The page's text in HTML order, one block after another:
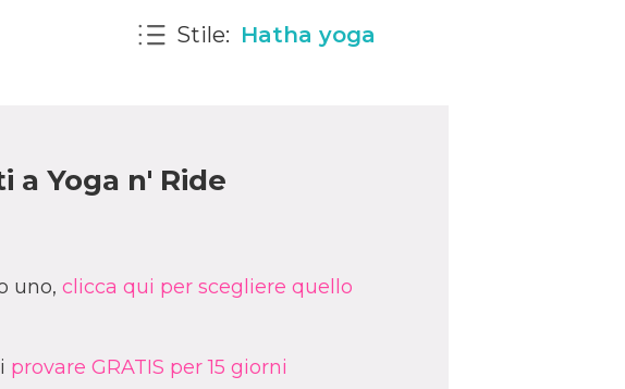
Stile: Hatha yoga
a Yoga n' Ride
uno, clicca qui per scegliere quello
provare GRATIS per 15 giorni